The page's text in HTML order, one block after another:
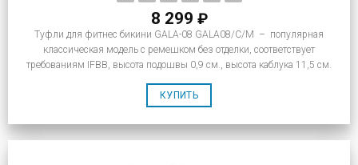
8 299 ₽
Туфли для фитнес бикини GALA-08 GALA08/C/M – популярная
классическая модель с ремешком без отделки, соответствует
требованиям IFBB, высота подошвы 0,9 см., высота каблука 11,5 см.
КУПИТЬ